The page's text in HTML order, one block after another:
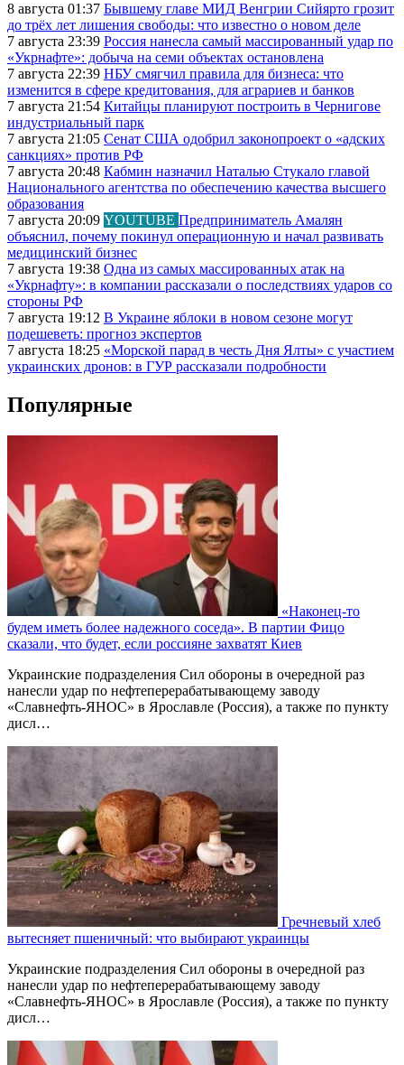
8 августа 01:37 Бывшему главе МИД Венгрии Сийярто грозит
до трёх лет лишения свободы: что известно о новом деле
7 августа 23:39 Россия нанесла самый массированный удар по
«Укрнафте»: добыча на семи объектах остановлена
7 августа 22:39 НБУ смягчил правила для бизнеса: что
изменится в сфере кредитования, для аграриев и банков
7 августа 21:54 Китайцы планируют построить в Чернигове
индустриальный парк
7 августа 21:05 Сенат США одобрил законопроект о «адских
санкциях» против РФ
7 августа 20:48 Кабмин назначил Наталью Стукало главой
Национального агентства по обеспечению качества высшего
образования
7 августа 20:09 YOUTUBE Предприниматель Амалян
объяснил, почему покинул операционную и начал развивать
медицинский бизнес
7 августа 19:38 Одна из самых массированных атак на
«Укрнафту»: в компании рассказали о последствиях ударов со
стороны РФ
7 августа 19:12 В Украине яблоки в новом сезоне могут
подешеветь: прогноз экспертов
7 августа 18:25 «Морской парад в честь Дня Ялты» с участием
украинских дронов: в ГУР рассказали подробности
Популярные
«Наконец-то
будем иметь более надежного соседа». В партии Фицо
сказали, что будет, если россияне захватят Киев
Украинские подразделения Сил обороны в очередной раз
нанесли удар по нефтеперерабатывающему заводу
«Славнефть-ЯНОС» в Ярославле (Россия), а также по пункту
дисл…
Гречневый хлеб
вытесняет пшеничный: что выбирают украинцы
Украинские подразделения Сил обороны в очередной раз
нанесли удар по нефтеперерабатывающему заводу
«Славнефть-ЯНОС» в Ярославле (Россия), а также по пункту
дисл…